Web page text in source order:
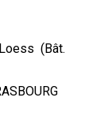
(Bât.